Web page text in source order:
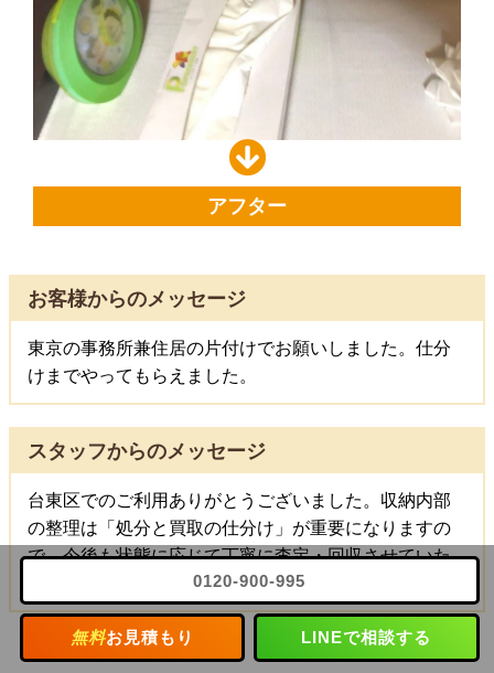
アフター
お客様からのメッセージ
東京の事務所兼住居の片付けでお願いしました。仕分
けまでやってもらえました。
スタッフからのメッセージ
台東区でのご利用ありがとうございました。収納内部
の整理は「処分と買取の仕分け」が重要になりますの
で、今後も状態に応じて丁寧に査定・回収させていた
0120-900-995
無料お見積もり LINEで相談する